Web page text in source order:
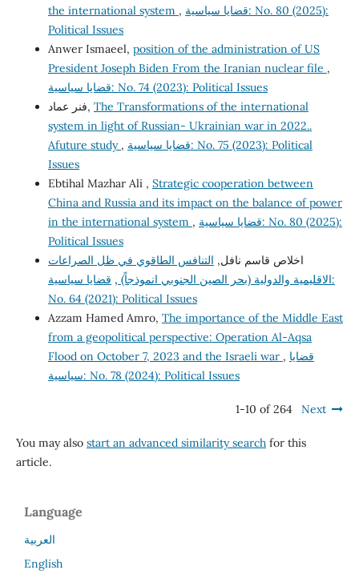
the international system , قضايا سياسية: No. 80 (2025):
Political Issues
Anwer Ismaeel, position of the administration of US
President Joseph Biden From the Iranian nuclear file ,
قضايا سياسية: No. 74 (2023): Political Issues
فنر عماد, The Transformations of the international
system in light of Russian- Ukrainian war in 2022..
Afuture study , قضايا سياسية: No. 75 (2023): Political
Issues
Ebtihal Mazhar Ali , Strategic cooperation between
China and Russia and its impact on the balance of power
in the international system , قضايا سياسية: No. 80 (2025):
Political Issues
اخلاص قاسم نافل, التنافس الطاقوي في ظل الصراعات
الاقليمية والدولية (بحر الصين الجنوبي انموذجاً) , قضايا سياسية:
No. 64 (2021): Political Issues
Azzam Hamed Amro, The importance of the Middle East
from a geopolitical perspective: Operation Al-Aqsa
Flood on October 7, 2023 and the Israeli war , قضايا
سياسية: No. 78 (2024): Political Issues
1-10 of 264 Next
You may also start an advanced similarity searchfor this
article.
Language
العربية
English